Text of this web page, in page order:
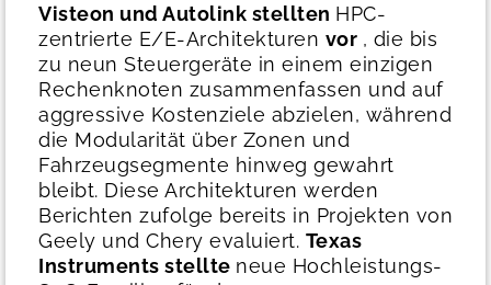
Visteon und Autolink stellten HPC-
zentrierte E/E-Architekturen vor , die bis
zu neun Steuergeräte in einem einzigen
Rechenknoten zusammenfassen und auf
aggressive Kostenziele abzielen, während
die Modularität über Zonen und
Fahrzeugsegmente hinweg gewahrt
bleibt. Diese Architekturen werden
Berichten zufolge bereits in Projekten von
Geely und Chery evaluiert. Texas
Instruments stellte neue Hochleistungs-